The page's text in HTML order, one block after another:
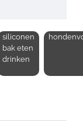
siliconen
bak eten
drinken